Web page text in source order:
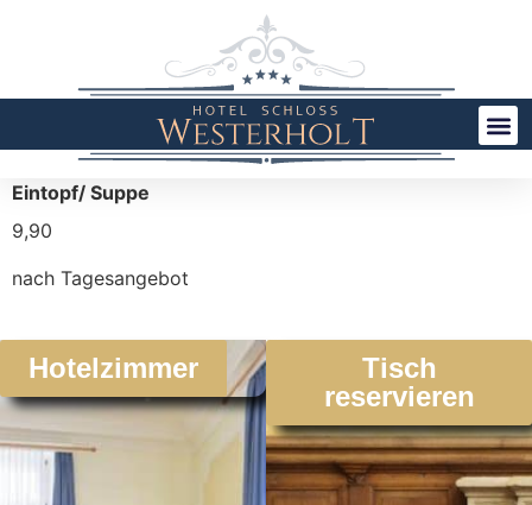
Eintopf/ Suppe
9,90
nach Tagesangebot
Hotelzimmer
Tisch
reservieren